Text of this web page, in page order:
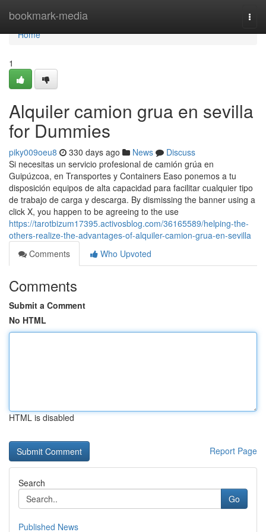
bookmark-media
Home
Home
1
Alquiler camion grua en sevilla
for Dummies
piky009oeu8 330 days ago News
Discuss
Si necesitas un servicio profesional de camión grúa en
Guipúzcoa, en Transportes y Containers Easo ponemos a tu
disposición equipos de alta capacidad para facilitar cualquier tipo
de trabajo de carga y descarga. By dismissing the banner using a
click X, you happen to be agreeing to the use
https://tarotbizum17395.activosblog.com/36165589/helping-the-
others-realize-the-advantages-of-alquiler-camion-grua-en-sevilla
Comments
Who Upvoted
Comments
Submit a Comment
No HTML
HTML is disabled
Report Page
Search
Go
Published News